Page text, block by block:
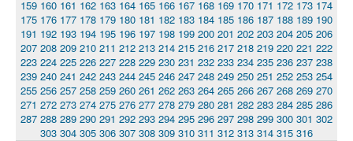
159 160 161 162 163 164 165 166 167 168 169 170 171 172 173 174
175 176 177 178 179 180 181 182 183 184 185 186 187 188 189 190
191 192 193 194 195 196 197 198 199 200 201 202 203 204 205 206
207 208 209 210 211 212 213 214 215 216 217 218 219 220 221 222
223 224 225 226 227 228 229 230 231 232 233 234 235 236 237 238
239 240 241 242 243 244 245 246 247 248 249 250 251 252 253 254
255 256 257 258 259 260 261 262 263 264 265 266 267 268 269 270
271 272 273 274 275 276 277 278 279 280 281 282 283 284 285 286
287 288 289 290 291 292 293 294 295 296 297 298 299 300 301 302
303 304 305 306 307 308 309 310 311 312 313 314 315 316